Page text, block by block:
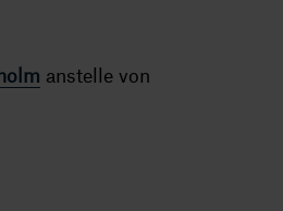
anstelle von